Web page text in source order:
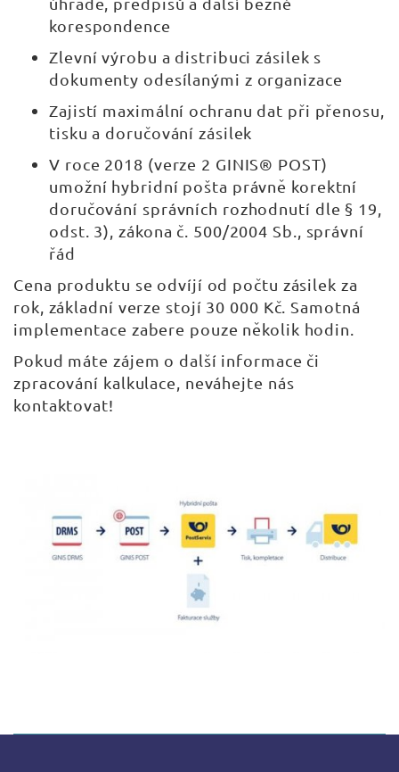
korespondence
Zlevní výrobu a distribuci zásilek s
dokumenty odesílanými z organizace
Zajistí maximální ochranu dat při přenosu,
tisku a doručování zásilek
V roce 2018 (verze 2 GINIS® POST)
umožní hybridní pošta právně korektní
doručování správních rozhodnutí dle § 19,
odst. 3), zákona č. 500/2004 Sb., správní
řád
Cena produktu se odvíjí od počtu zásilek za
rok, základní verze stojí 30 000 Kč. Samotná
implementace zabere pouze několik hodin.
Pokud máte zájem o další informace či
zpracování kalkulace, neváhejte nás
kontaktovat!